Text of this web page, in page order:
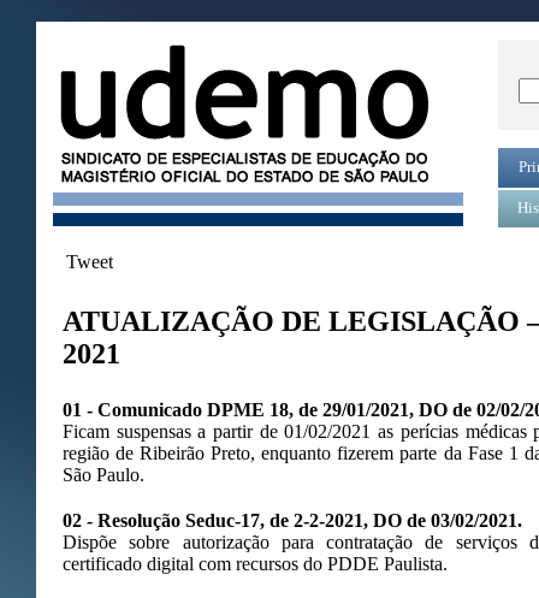
Tweet
ATUALIZAÇÃO DE LEGISLAÇÃO
2021
01 - Comunicado DPME 18, de 29/01/2021, DO de 02/02/
Ficam suspensas a partir de 01/02/2021 as perícias médicas
região de Ribeirão Preto, enquanto fizerem parte da Fase 1
São Paulo.
02 - Resolução Seduc-17, de 2-2-2021, DO de 03/02/2021.
Dispõe sobre autorização para contratação de serviços
certificado digital com recursos do PDDE Paulista.